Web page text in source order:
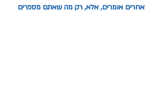
אחרים אומרים, אלא, רק מה שאתם מספרים